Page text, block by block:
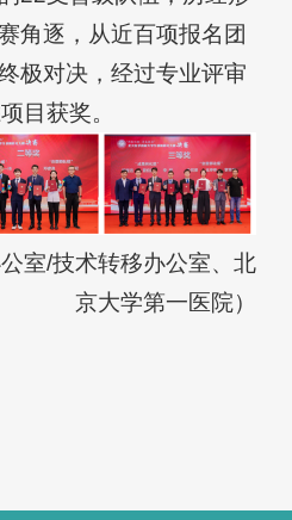
角逐，从近百项报名团
极对决，经过专业评审
目获奖。
公室/技术转移办公室、北
京大学第一医院）